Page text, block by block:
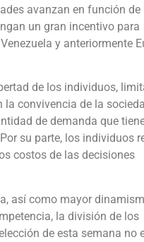
avanzan en función de
un gran incentivo para
y anteriormente
de los individuos,
la convivencia de la
de demanda que
su parte, los individuos
costos de las decisiones
así como mayor
la división de los
de esta semana no